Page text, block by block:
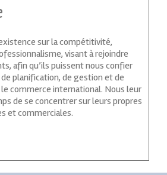
sur la compétitivité,
visant à rejoindre
afin qu’ils puissent nous confier
planification, de gestion et de
commerce international. Nous leur
de se concentrer sur leurs propres
et commerciales.